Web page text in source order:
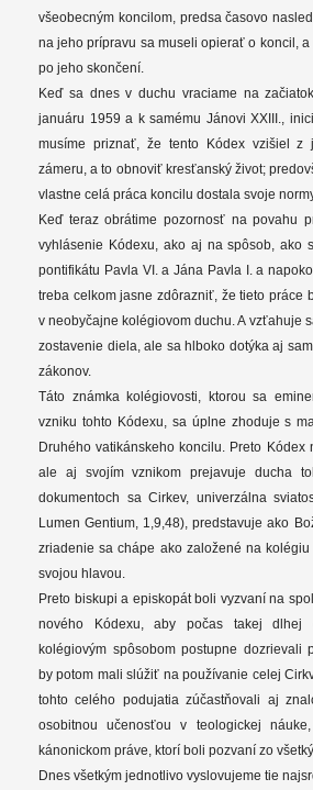
všeobecným koncilom, predsa časovo
na jeho prípravu sa museli opierať o koncil,
po jeho skončení.
Keď sa dnes v duchu vraciame na
januáru 1959 a k samému Jánovi XXIII.,
musíme priznať, že tento Kódex vzišiel z
zámeru, a to obnoviť kresťanský život;
vlastne celá práca koncilu dostala svoje
Keď teraz obrátime pozornosť na povahu
vyhlásenie Kódexu, ako aj na spôsob, ako
pontifikátu Pavla VI. a Jána Pavla I. a
treba celkom jasne zdôrazniť, že tieto práce
v neobyčajne kolégiovom duchu. A vzťahuje
zostavenie diela, ale sa hlboko dotýka aj
zákonov.
Táto známka kolégiovosti, ktorou sa
vzniku tohto Kódexu, sa úplne zhoduje s
Druhého vatikánskeho koncilu. Preto Kódex
ale aj svojím vznikom prejavuje ducha
dokumentoch sa Cirkev, univerzálna
Lumen Gentium, 1,9,48), predstavuje ako
zriadenie sa chápe ako založené na
svojou hlavou.
Preto biskupi a episkopát boli vyzvaní na
nového Kódexu, aby počas takej dlhej
kolégiovým spôsobom postupne dozrievali
by potom mali slúžiť na používanie celej
tohto celého podujatia zúčastňovali aj
osobitnou učenosťou v teologickej
kánonickom práve, ktorí boli pozvaní zo
Dnes všetkým jednotlivo vyslovujeme tie